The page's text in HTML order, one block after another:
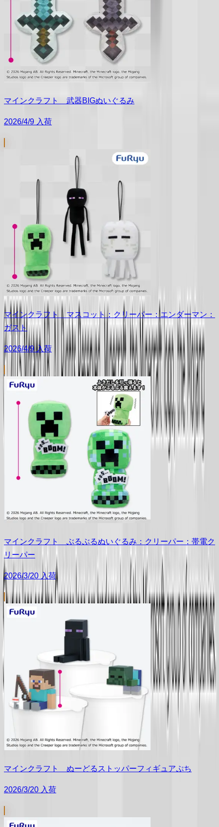
マインクラフト 武器BIGぬいぐるみ
2026/4/9 入荷
マインクラフト マスコット：クリーパー：エンダーマン：
ガスト
2026/4/9 入荷
マインクラフト ぶるぶるぬいぐるみ：クリーパー：帯電ク
リーパー
2026/3/20 入荷
マインクラフト ぬーどるストッパーフィギュアぷち
2026/3/20 入荷